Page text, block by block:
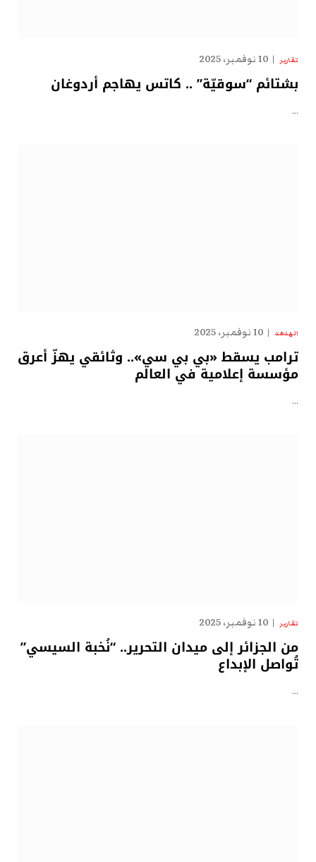
تقارير 10 نوفمبر، 2025
بشتائم “سوقيّة” .. كاتس يهاجم أردوغان
…
الهدهد 10 نوفمبر، 2025
ترامب يسقط «بي بي سي».. وثائقي يهزّ أعرق
مؤسسة إعلامية في العالم
…
تقارير 10 نوفمبر، 2025
من الجزائر إلى ميدان التحرير.. “نُخبة السيسي”
تُواصل الإبداع
…